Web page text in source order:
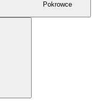
Pokrowce